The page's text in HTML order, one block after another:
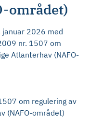
området)
2026 med
nr. 1507 om
Atlanterhav (NAFO-
om regulering av
(NAFO-området)